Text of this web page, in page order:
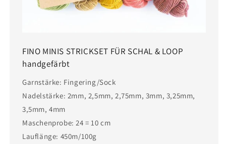
FINO MINIS STRICKSET FÜR SCHAL & LOOP
handgefärbt
Garnstärke: Fingering/Sock
Nadelstärke: 2mm, 2,5mm, 2,75mm, 3mm, 3,25mm,
3,5mm, 4mm
Maschenprobe: 24 = 10 cm
Lauflänge: 450m/100g